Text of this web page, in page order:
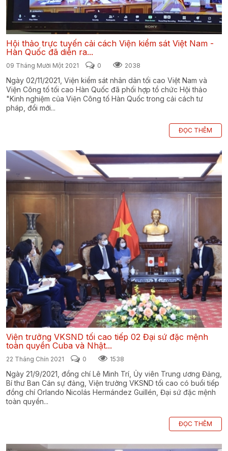
Hội thảo trực tuyến cải cách Viện kiểm sát Việt Nam -
Hàn Quốc đã diễn ra...
09 Tháng Mười Một 2021 0 2038
Ngày 02/11/2021, Viện kiểm sát nhân dân tối cao Việt Nam và
Viện Công tố tối cao Hàn Quốc đã phối hợp tổ chức Hội thảo
"Kinh nghiệm của Viện Công tố Hàn Quốc trong cải cách tư
pháp, đổi mới...
ĐỌC THÊM
Viện trưởng VKSND tối cao tiếp 02 Đại sứ đặc mệnh
toàn quyền Cuba và Nhật...
22 Tháng Chín 2021 0 1538
Ngày 21/9/2021, đồng chí Lê Minh Trí, Ủy viên Trung ương Đảng,
Bí thư Ban Cán sự đảng, Viện trưởng VKSND tối cao có buổi tiếp
đồng chí Orlando Nicolás Hermández Guillén, Đại sứ đặc mệnh
toàn quyền...
ĐỌC THÊM